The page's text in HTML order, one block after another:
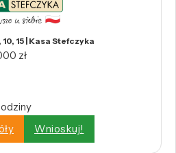
15 | Kasa Stefczyka
zł
Wnioskuj!